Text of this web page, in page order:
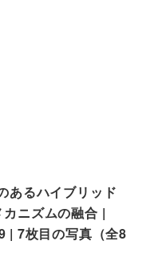
あるハイブリッド
ニズムの融合 |
| 7枚目の写真（全8